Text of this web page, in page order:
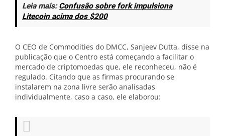
Leia mais:Confusão sobre fork impulsiona
Litecoin acima dos $200
O CEO de Commodities do DMCC, Sanjeev Dutta, disse na
publicação que o Centro está começando a facilitar o
mercado de criptomoedas que, ele reconheceu, não é
regulado. Citando que as firmas procurando se
instalarem na zona livre serão analisadas
individualmente, caso a caso, ele elaborou: